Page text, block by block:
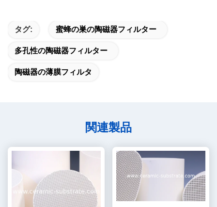
タグ: 蜜蜂の巣の陶磁器フィルター
多孔性の陶磁器フィルター
陶磁器の薄膜フィルタ
関連製品